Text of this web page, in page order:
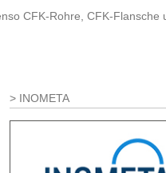
CFK-Rohre, CFK-Flansche
INOMETA